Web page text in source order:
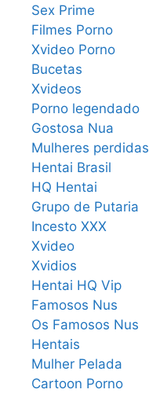
Sex Prime
Filmes Porno
Xvideo Porno
Bucetas
Xvideos
Porno legendado
Gostosa Nua
Mulheres perdidas
Hentai Brasil
HQ Hentai
Grupo de Putaria
Incesto XXX
Xvideo
Xvidios
Hentai HQ Vip
Famosos Nus
Os Famosos Nus
Hentais
Mulher Pelada
Cartoon Porno